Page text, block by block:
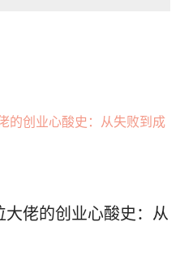
佬的创业心酸史：从